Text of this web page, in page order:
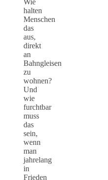
halten
Menschen
das
aus,
direkt
an
Bahngleisen
zu
wohnen?
Und
wie
furchtbar
muss
das
sein,
wenn
man
jahrelang
in
Frieden